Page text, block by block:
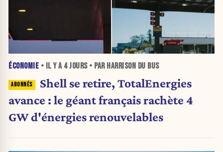
ÉCONOMIE • IL Y A 4 JOURS• PAR HARRISON DU BUS
Shell se retire, TotalEnergies
avance : le géant français rachète 4
GW d'énergies renouvelables